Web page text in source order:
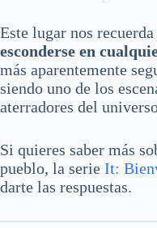
Este lugar nos recuerda
esconderse en
más aparentemente
siendo uno de los
aterradores del
Si quieres saber más
pueblo, la serie It:
darte las respuestas.